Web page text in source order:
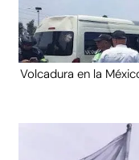
Volcadura en la